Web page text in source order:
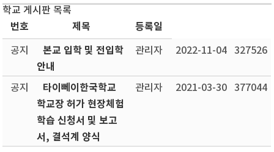
학교 게시판 목록
번호 제목 등록일
공지
본교 입학 및 전입학
안내
관리자 2022-11-04 327526
공지
타이뻬이한국학교
학교장 허가 현장체험
학습 신청서 및 보고
서, 결석계 양식
관리자 2021-03-30 377044